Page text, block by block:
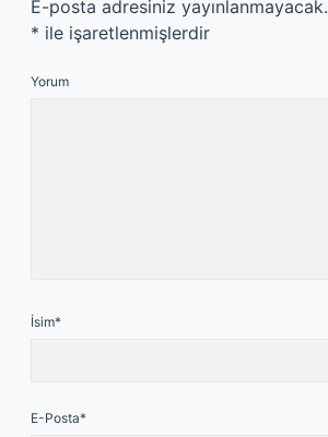
E-posta adresiniz yayınlanmayacak.
* ile işaretlenmişlerdir
Yorum
İsim*
E-Posta*